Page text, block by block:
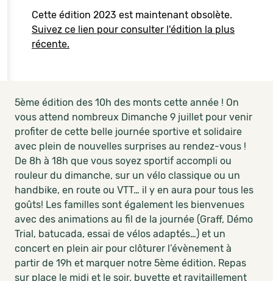
Cette édition 2023 est maintenant obsolète.
Suivez ce lien pour consulter l'édition la plus
récente.
5ème édition des 10h des monts cette année ! On
vous attend nombreux Dimanche 9 juillet pour venir
profiter de cette belle journée sportive et solidaire
avec plein de nouvelles surprises au rendez-vous !
De 8h à 18h que vous soyez sportif accompli ou
rouleur du dimanche, sur un vélo classique ou un
handbike, en route ou VTT… il y en aura pour tous les
goûts! Les familles sont également les bienvenues
avec des animations au fil de la journée (Graff, Démo
Trial, batucada, essai de vélos adaptés…) et un
concert en plein air pour clôturer l’évènement à
partir de 19h et marquer notre 5ème édition. Repas
sur place le midi et le soir, buvette et ravitaillement